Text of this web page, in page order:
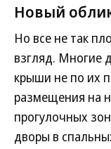
Новый
Но все не так
взгляд. Многие
крыши не по их
размещения на
прогулочных
дворы в